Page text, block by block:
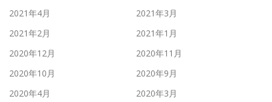
2021年4月
2021年3月
2021年2月
2021年1月
2020年12月
2020年11月
2020年10月
2020年9月
2020年4月
2020年3月